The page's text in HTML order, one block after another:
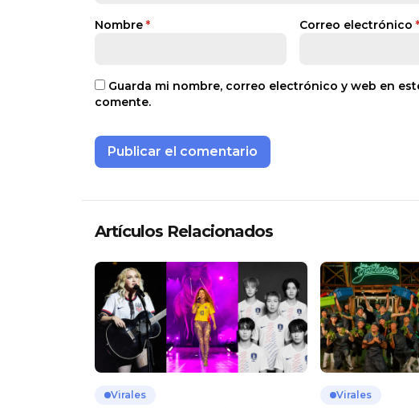
Nombre * Correo electrónico *
Guarda mi nombre, correo electrónico y web en
comente.
Artículos Relacionados
Virales Virales